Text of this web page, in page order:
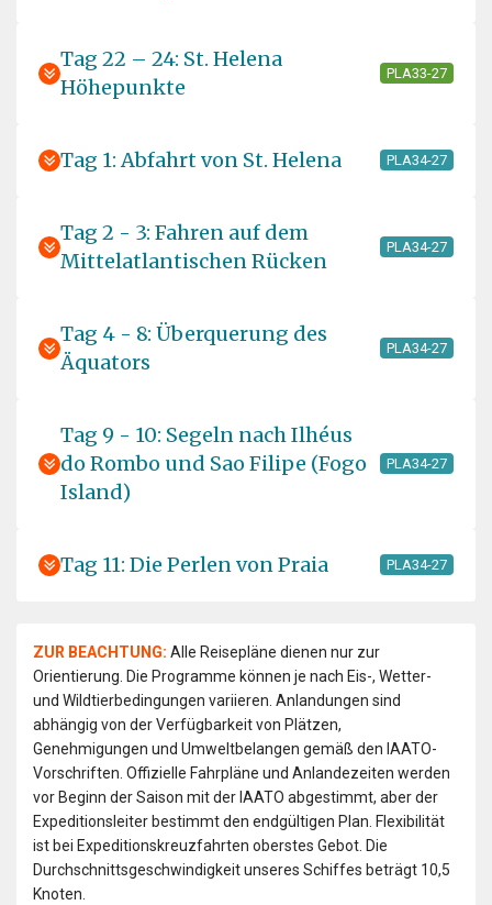
Tag 22 – 24: St. Helena
Höhepunkte
PLA33-27
Tag 1: Abfahrt von St. Helena PLA34-27
Tag 2 - 3: Fahren auf dem
Mittelatlantischen Rücken
PLA34-27
Tag 4 - 8: Überquerung des
Äquators
PLA34-27
Tag 9 - 10: Segeln nach Ilhéus
do Rombo und Sao Filipe (Fogo
Island)
PLA34-27
Tag 11: Die Perlen von Praia PLA34-27
ZUR BEACHTUNG: Alle Reisepläne dienen nur zur
Orientierung. Die Programme können je nach Eis-, Wetter-
und Wildtierbedingungen variieren. Anlandungen sind
abhängig von der Verfügbarkeit von Plätzen,
Genehmigungen und Umweltbelangen gemäß den IAATO-
Vorschriften. Offizielle Fahrpläne und Anlandezeiten werden
vor Beginn der Saison mit der IAATO abgestimmt, aber der
Expeditionsleiter bestimmt den endgültigen Plan. Flexibilität
ist bei Expeditionskreuzfahrten oberstes Gebot. Die
Durchschnittsgeschwindigkeit unseres Schiffes beträgt 10,5
Knoten.